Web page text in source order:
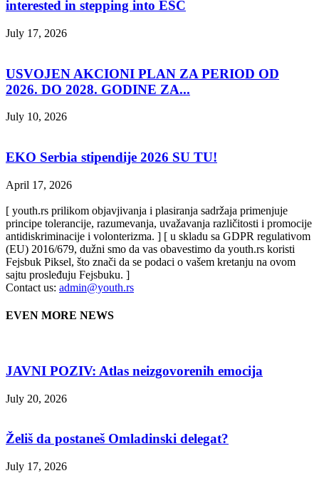
interested in stepping into ESC
July 17, 2026
USVOJEN AKCIONI PLAN ZA PERIOD OD
2026. DO 2028. GODINE ZA...
July 10, 2026
EKO Serbia stipendije 2026 SU TU!
April 17, 2026
[ youth.rs prilikom objavjivanja i plasiranja sadržaja primenjuje
principe tolerancije, razumevanja, uvažavanja različitosti i promocije
antidiskriminacije i volonterizma. ] [ u skladu sa GDPR regulativom
(EU) 2016/679, dužni smo da vas obavestimo da youth.rs koristi
Fejsbuk Piksel, što znači da se podaci o vašem kretanju na ovom
sajtu prosleđuju Fejsbuku. ]
Contact us: admin@youth.rs
EVEN MORE NEWS
JAVNI POZIV: Atlas neizgovorenih emocija
July 20, 2026
Želiš da postaneš Omladinski delegat?
July 17, 2026